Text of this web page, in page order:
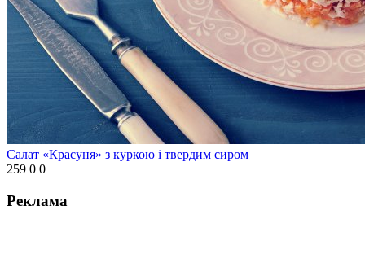
Салат «Красуня» з куркою і твердим сиром
259 0 0
Реклама